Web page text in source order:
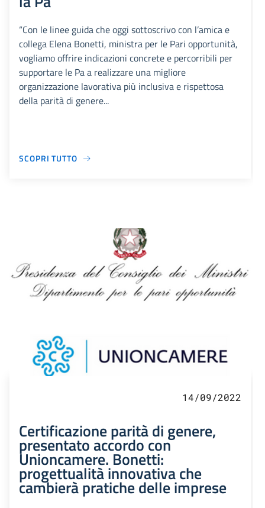
“Con le linee guida che oggi sottoscrivo con l’amica e
collega Elena Bonetti, ministra per le Pari opportunità,
vogliamo offrire indicazioni concrete e percorribili per
supportare le Pa a realizzare una migliore
organizzazione lavorativa più inclusiva e rispettosa
della parità di genere...
SCOPRI TUTTO
14/09/2022
Certificazione parità di genere,
presentato accordo con
Unioncamere. Bonetti:
progettualità innovativa che
cambierà pratiche delle imprese